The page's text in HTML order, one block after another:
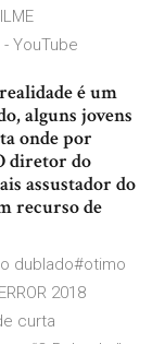
- YouTube
é um
alguns jovens
onde por
diretor do
assustador do
recurso de
dublado#otimo
2018
curta